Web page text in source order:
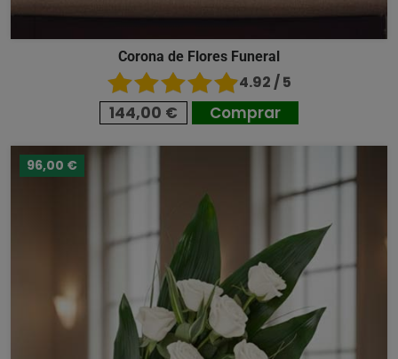
Corona de Flores Funeral
4.92 / 5
144,00 € Comprar
96,00 €